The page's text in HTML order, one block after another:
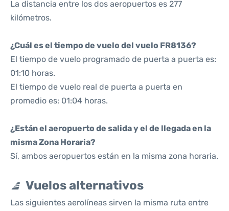
La distancia entre los dos aeropuertos es 277
kilómetros.
¿Cuál es el tiempo de vuelo del vuelo FR8136?
El tiempo de vuelo programado de puerta a puerta es:
01:10 horas.
El tiempo de vuelo real de puerta a puerta en
promedio es: 01:04 horas.
¿Están el aeropuerto de salida y el de llegada en la
misma Zona Horaria?
Sí, ambos aeropuertos están en la misma zona horaria.
Vuelos alternativos
Las siguientes aerolíneas sirven la misma ruta entre